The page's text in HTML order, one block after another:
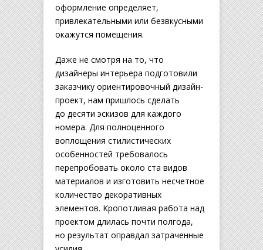
оформление определяет,
привлекательными или безвкусными
окажутся помещения.
Даже не смотря на то, что
дизайнеры интерьера подготовили
заказчику ориентировочный дизайн-
проект, нам пришлось сделать
до десяти эскизов для каждого
номера. Для полноценного
воплощения стилистических
особенностей требовалось
перепробовать около ста видов
материалов и изготовить несчетное
количество декоративных
элементов. Кропотливая работа над
проектом длилась почти полгода,
но результат оправдал затраченные